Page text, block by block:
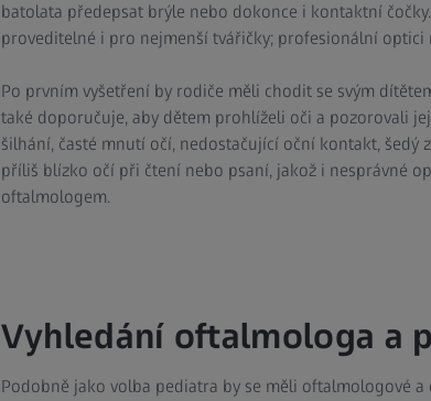
batolata předepsat brýle nebo dokonce i kontaktní
proveditelné i pro nejmenší tvářičky; profesionální
Po prvním vyšetření by rodiče měli chodit se svým
také doporučuje, aby dětem prohlíželi oči a pozorovali
šilhání, časté mnutí očí, nedostačující oční kontakt,
příliš blízko očí při čtení nebo psaní, jakož i nesprávné
oftalmologem.
Vyhledání oftalmologa a
Podobně jako volba pediatra by se měli oftalmologové